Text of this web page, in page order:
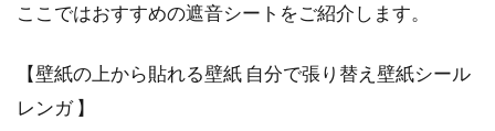
ここではおすすめの遮音シートをご紹介します。
【壁紙の上から貼れる壁紙 自分で張り替え壁紙シール
レンガ 】